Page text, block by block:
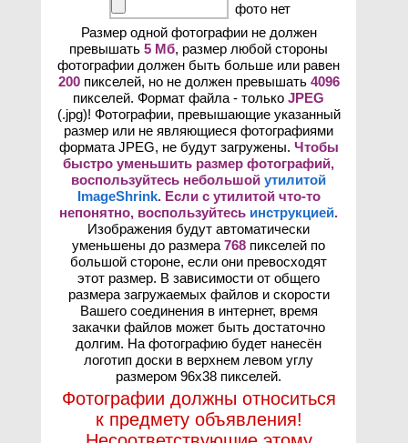
фото нет
Размер одной фотографии не должен
превышать 5 Мб, размер любой стороны
фотографии должен быть больше или равен
200пикселей, но не должен превышать 4096
пикселей. Формат файла - только JPEG
(.jpg)! Фотографии, превышающие указанный
размер или не являющиеся фотографиями
формата JPEG, не будут загружены. Чтобы
быстро уменьшить размер фотографий,
воспользуйтесь небольшой утилитой
ImageShrink. Если с утилитой что-то
непонятно, воспользуйтесь инструкцией.
Изображения будут автоматически
уменьшены до размера 768 пикселей по
большой стороне, если они превосходят
этот размер. В зависимости от общего
размера загружаемых файлов и скорости
Вашего соединения в интернет, время
закачки файлов может быть достаточно
долгим. На фотографию будет нанесён
логотип доски в верхнем левом углу
размером 96х38 пикселей.
Фотографии должны относиться
к предмету объявления!